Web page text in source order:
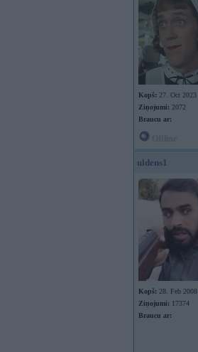
Kopš: 27. Oct 2023
Ziņojumi: 2072
Braucu ar:
uldens1
Kopš: 28. Feb 2008
Ziņojumi: 17374
Braucu ar: